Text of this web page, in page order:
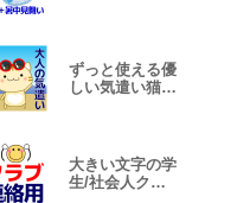
ずっと使える優
しい気遣い猫
大きい文字の学
生/社会人クラ